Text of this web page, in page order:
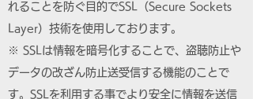
れることを防ぐ目的でSSL（Secure Sockets
Layer）技術を使用しております。
※ SSLは情報を暗号化することで、盗聴防止や
データの改ざん防止送受信する機能のことで
す。SSLを利用する事でより安全に情報を送信